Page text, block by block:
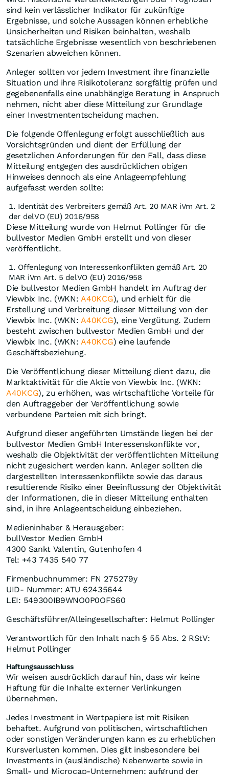
sind kein verlässlicher Indikator für zukünftige
Ergebnisse, und solche Aussagen können erhebliche
Unsicherheiten und Risiken beinhalten, weshalb
tatsächliche Ergebnisse wesentlich von beschriebenen
Szenarien abweichen können.
Anleger sollten vor jedem Investment ihre finanzielle
Situation und ihre Risikotoleranz sorgfältig prüfen und
gegebenenfalls eine unabhängige Beratung in Anspruch
nehmen, nicht aber diese Mitteilung zur Grundlage
einer Investmententscheidung machen.
Die folgende Offenlegung erfolgt ausschließlich aus
Vorsichtsgründen und dient der Erfüllung der
gesetzlichen Anforderungen für den Fall, dass diese
Mitteilung entgegen des ausdrücklichen obigen
Hinweises dennoch als eine Anlageempfehlung
aufgefasst werden sollte:
Identität des Verbreiters gemäß Art. 20 MAR iVm Art. 2
der delVO (EU) 2016/958
Diese Mitteilung wurde von Helmut Pollinger für die
bullvestor Medien GmbH erstellt und von dieser
veröffentlicht.
Offenlegung von Interessenkonflikten gemäß Art. 20
MAR iVm Art. 5 delVO (EU) 2016/958
Die bullvestor Medien GmbH handelt im Auftrag der
Viewbix Inc. (WKN: A40KCG), und erhielt für die
Erstellung und Verbreitung dieser Mitteilung von der
Viewbix Inc. (WKN: A40KCG), eine Vergütung. Zudem
besteht zwischen bullvestor Medien GmbH und der
Viewbix Inc. (WKN: A40KCG) eine laufende
Geschäftsbeziehung.
Die Veröffentlichung dieser Mitteilung dient dazu, die
Marktaktivität für die Aktie von Viewbix Inc. (WKN:
A40KCG), zu erhöhen, was wirtschaftliche Vorteile für
den Auftraggeber der Veröffentlichung sowie
verbundene Parteien mit sich bringt.
Aufgrund dieser angeführten Umstände liegen bei der
bullvestor Medien GmbH Interessenskonflikte vor,
weshalb die Objektivität der veröffentlichten Mitteilung
nicht zugesichert werden kann. Anleger sollten die
dargestellten Interessenkonflikte sowie das daraus
resultierende Risiko einer Beeinflussung der Objektivität
der Informationen, die in dieser Mitteilung enthalten
sind, in ihre Anlageentscheidung einbeziehen.
Medieninhaber & Herausgeber:
bullVestor Medien GmbH
4300 Sankt Valentin, Gutenhofen 4
Tel: +43 7435 540 77
Firmenbuchnummer: FN 275279y
UID- Nummer: ATU 62435644
LEI: 549300IB9WNO0P0OFS60
Geschäftsführer/Alleingesellschafter: Helmut Pollinger
Verantwortlich für den Inhalt nach § 55 Abs. 2 RStV:
Helmut Pollinger
Haftungsausschluss
Wir weisen ausdrücklich darauf hin, dass wir keine
Haftung für die Inhalte externer Verlinkungen
übernehmen.
Jedes Investment in Wertpapiere ist mit Risiken
behaftet. Aufgrund von politischen, wirtschaftlichen
oder sonstigen Veränderungen kann es zu erheblichen
Kursverlusten kommen. Dies gilt insbesondere bei
Investments in (ausländische) Nebenwerte sowie in
Small- und Microcap-Unternehmen; aufgrund der